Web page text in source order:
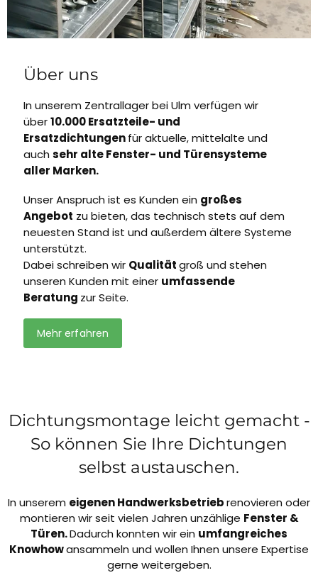
Über uns
In unserem Zentrallager bei Ulm verfügen wir
über10.000 Ersatzteile- und
Ersatzdichtungenfür aktuelle, mittelalte und
auch sehr alte Fenster- und Türensysteme
aller Marken.
Unser Anspruch ist es Kunden ein großes
Angebot zu bieten, das technisch stets auf dem
neuesten Stand ist und außerdem ältere Systeme
unterstützt.
Dabei schreiben wir Qualitätgroß und stehen
unseren Kunden mit einer umfassende
Beratung zur Seite.
Mehr erfahren
Dichtungsmontage leicht gemacht -
So können Sie Ihre Dichtungen
selbst austauschen.
In unserem eigenen Handwerksbetriebrenovieren oder
montieren wir seit vielen Jahren unzählige Fenster &
Türen.Dadurch konnten wir ein umfangreiches
Knowhowansammeln und wollen Ihnen unsere Expertise
gerne weitergeben.